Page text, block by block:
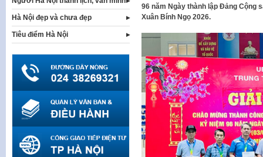
96 năm Ngày thành lập Đảng Cộng
Xuân Bính Ngọ 2026.
Hà Nội đẹp và chưa đẹp
Tiêu điểm Hà Nội